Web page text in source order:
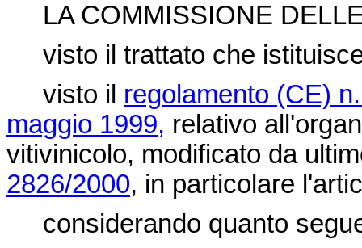
LA COMMISSIONE
visto il trattato che
visto il regolamento (CE)
maggio 1999, relativo
vitivinicolo, modificato da
2826/2000, in particolare
considerando quanto